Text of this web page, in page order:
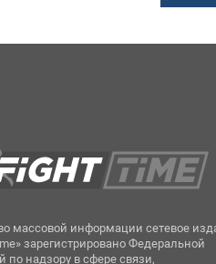
массовой информации сетевое
зарегистрировано Федеральной
по надзору в сфере связи,